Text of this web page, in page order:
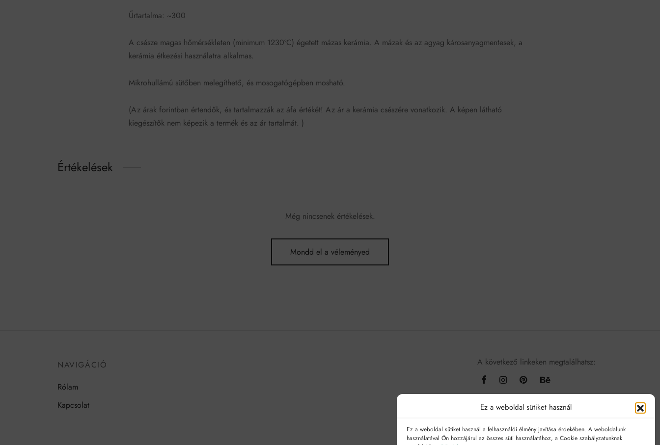
Ez a weboldal sütiket használ
Ez a weboldal sütiket használ a felhasználói élmény javítása érdekében. A weboldalunk
használatával Ön hozzájárul az összes süti használatához, a Cookie szabályzatunknak
Űrtartalma: ~300
A csésze magas hőmérsékleten (minimum 1230ºC) égetett mázas kerámia. A mázak és az agyag károsanyagmentesek, a
kerámia étkezési használatra alkalmas.
Mikrohullámú sütőben melegíthető, és mosogatógépben mosható.
(Az árak forintban értendők, és tartalmazzák az áfa értékét! Az ár a kerámia csészére vonatkozik. A képen látható
kiegészítők nem képezik a termék és az ár tartalmát. )
Értékelések
Még nincsenek értékelések.
Mondd el a véleményed
NAVIGÁCIÓ
Rólam
Kapcsolat
A következő linkeken megtalálhatsz: